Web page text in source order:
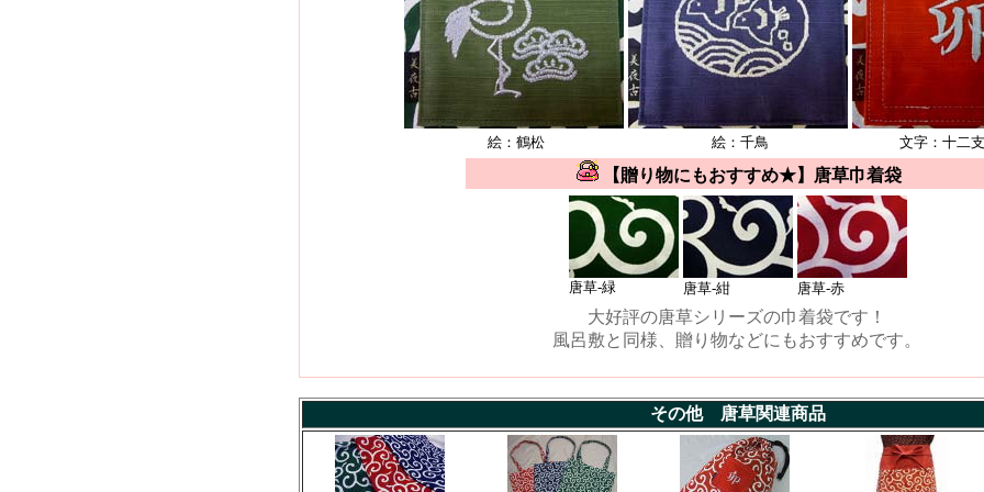
絵：鶴松 絵：千鳥 文字：十二
【贈り物にもおすすめ★】唐草巾着袋
唐草-緑 唐草-紺 唐草-赤
大好評の唐草シリーズの巾着袋です！
風呂敷と同様、贈り物などにもおすすめです。
その他 唐草関連商品